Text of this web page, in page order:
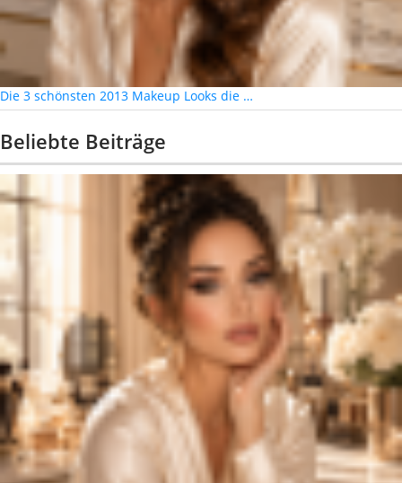
Die 3 schönsten 2013 Makeup Looks die …
Beliebte Beiträge